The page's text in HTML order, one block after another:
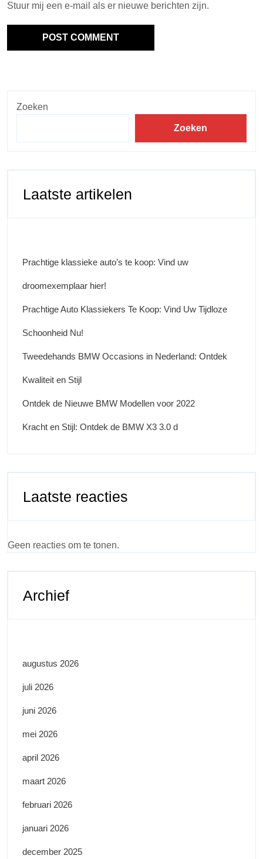
Stuur mij een e-mail als er nieuwe berichten zijn.
Zoeken
Zoeken
Laatste artikelen
Prachtige klassieke auto’s te koop: Vind uw
droomexemplaar hier!
Prachtige Auto Klassiekers Te Koop: Vind Uw Tijdloze
Schoonheid Nu!
Tweedehands BMW Occasions in Nederland: Ontdek
Kwaliteit en Stijl
Ontdek de Nieuwe BMW Modellen voor 2022
Kracht en Stijl: Ontdek de BMW X3 3.0 d
Laatste reacties
Geen reacties om te tonen.
Archief
augustus 2026
juli 2026
juni 2026
mei 2026
april 2026
maart 2026
februari 2026
januari 2026
december 2025